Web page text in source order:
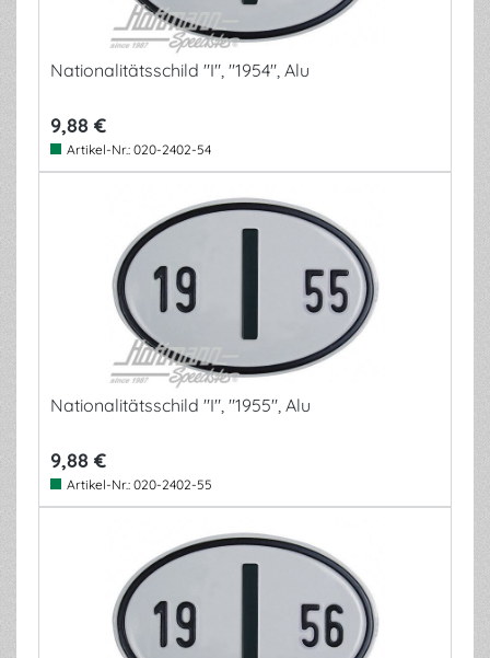
Nationalitätsschild "I", "1954", Alu
9,88 €
Artikel-Nr.: 020-2402-54
Nationalitätsschild "I", "1955", Alu
9,88 €
Artikel-Nr.: 020-2402-55